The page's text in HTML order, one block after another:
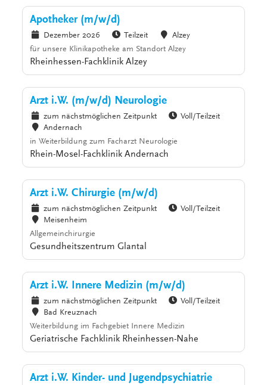
Apotheker (m/w/d)
Dezember 2026 Teilzeit
Alzey
für unsere Klinikapotheke am Standort Alzey
Rheinhessen-Fachklinik Alzey
Arzt i.W. (m/w/d) Neurologie
zum nächstmöglichen Zeitpunkt
Voll/Teilzeit
Andernach
in Weiterbildung zum Facharzt Neurologie
Rhein-Mosel-Fachklinik Andernach
Arzt i.W. Chirurgie (m/w/d)
zum nächstmöglichen Zeitpunkt
Voll/Teilzeit
Meisenheim
Allgemeinchirurgie
Gesundheitszentrum Glantal
Arzt i.W. Innere Medizin (m/w/d)
zum nächstmöglichen Zeitpunkt
Voll/Teilzeit
Bad Kreuznach
Weiterbildung im Fachgebiet Innere Medizin
Geriatrische Fachklinik Rheinhessen-Nahe
Arzt i.W. Kinder- und Jugendpsychiatrie